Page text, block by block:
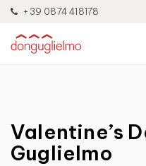
+39 0874 418178
Valentine’s
Guglielmo